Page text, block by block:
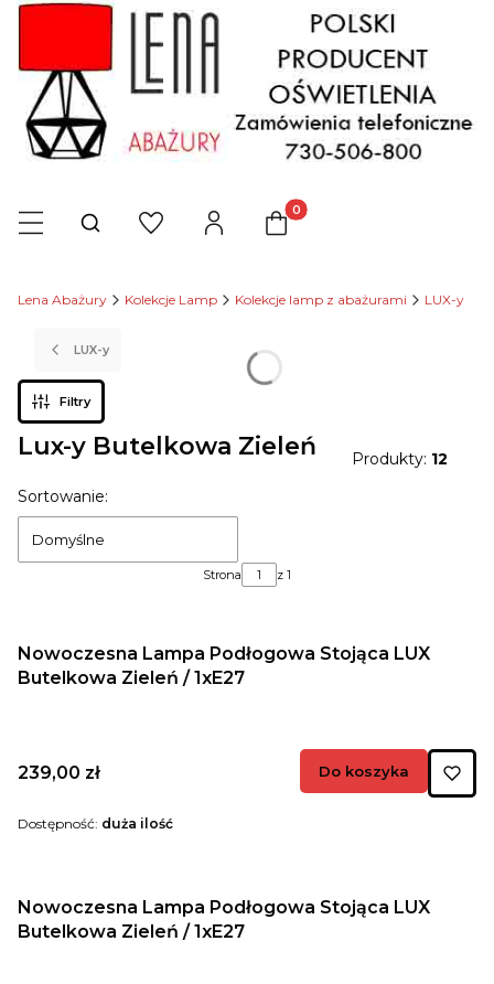
Otwórz wyszukiwarkę Produkty w koszyku: 0.
Lena Abażury Kolekcje Lamp Kolekcje lamp z abażurami LUX-y
LUX-y
Filtry
Lux-y Butelkowa Zieleń Produkty: 12
Lista produktów
Sortowanie:
Domyślne
Strona z 1
Nowoczesna Lampa Podłogowa Stojąca LUX
Butelkowa Zieleń / 1xE27
Cena
239,00 zł Do koszyka
Dostępność: duża ilość
Nowoczesna Lampa Podłogowa Stojąca LUX
Butelkowa Zieleń / 1xE27